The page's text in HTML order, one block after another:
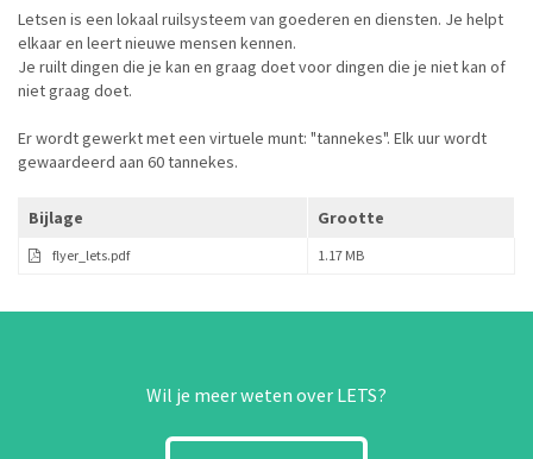
Letsen is een lokaal ruilsysteem van goederen en diensten. Je helpt
elkaar en leert nieuwe mensen kennen.
Je ruilt dingen die je kan en graag doet voor dingen die je niet kan of
niet graag doet.
Er wordt gewerkt met een virtuele munt: "tannekes". Elk uur wordt
gewaardeerd aan 60 tannekes.
Bijlage Grootte
flyer_lets.pdf 1.17 MB
Wil je meer weten over LETS?